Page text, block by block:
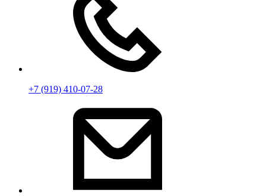
+7 (919) 410-07-28